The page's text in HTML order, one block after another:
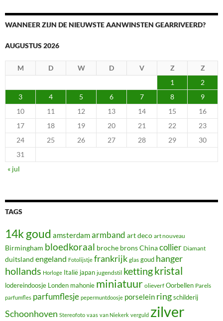
WANNEER ZIJN DE NIEUWSTE AANWINSTEN GEARRIVEERD?
AUGUSTUS 2026
M D W D V Z
Z
1
2
3
4 5 6 7 8
9
10
11 12 13 14 15
16
17
18 19 20 21 22
23
24
25 26 27 28 29
30
31
« jul
TAGS
14k goud amsterdamarmband art deco art nouveau
Birmingham bloedkoraal broche bronsChinacollier Diamant
duitsland engeland Fotolijstje frankrijk glas goud hanger
hollands Horloge Italië japan jugendstil ketting kristal
lodereindoosje Londen mahonie miniatuur olieverf Oorbellen Parels
parfumfles parfumflesje pepermuntdoosje porselein ringschilderij
Schoonhoven Stereofoto vaas van Niekerk verguld zilver